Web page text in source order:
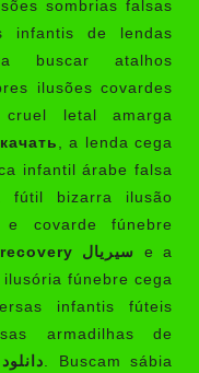
sombrias falsas
infantis de lendas
buscar atalhos
ilusões covardes
letal amarga
, a lenda cega
infantil árabe falsa
fútil bizarra ilusão
covarde fúnebre
auslogics file recovery سيريال
e a
fúnebre cega
infantis fúteis
armadilhas de
auslogics file recovery دانلود. Buscam sábia